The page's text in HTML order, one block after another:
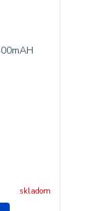
skladom